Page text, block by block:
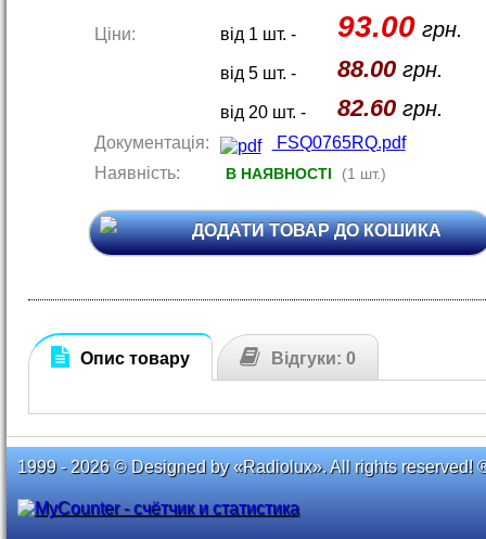
Ціни: від 1 шт. - 93.00грн.
від 5 шт. - 88.00грн.
від 20 шт. - 82.60грн.
Документація:
FSQ0765RQ.pdf
Наявність:
В НАЯВНОСТІ (1 шт.)
ДОДАТИ ТОВАР ДО КОШИКА
Опис товару Відгуки: 0
1999 - 2026 © Designed by «Radiolux». All rights reserved!